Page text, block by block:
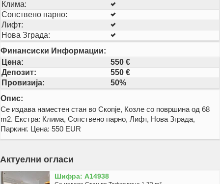
Клима:
Сопствено парно:
Лифт:
Нова Зграда:
Финансиски Информации:
Цена:
550 €
Депозит:
550 €
Провизија:
50%
Опис:
Се издава наместен стан во Скопје, Козле со површина од 68
m2. Екстра: Клима, Сопствено парно, Лифт, Нова Зграда,
Паркинг. Цена: 550 EUR
Актуелни огласи
Шифра: A14938